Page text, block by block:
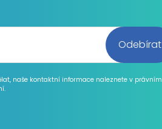
naše kontaktní informace naleznete v právním